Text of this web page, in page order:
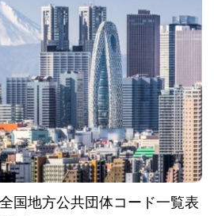
国地方公共団体コード一覧表